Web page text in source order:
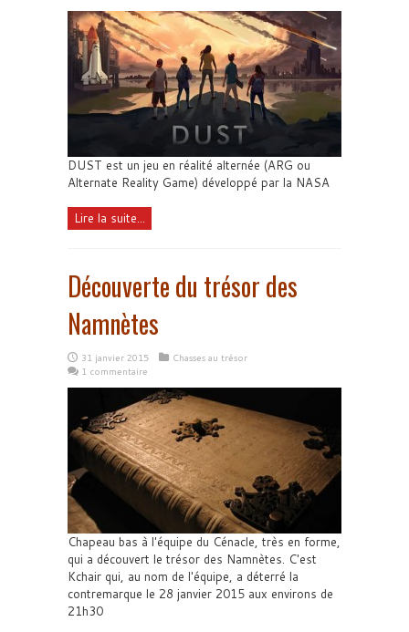
DUST est un jeu en réalité alternée (ARG ou
Alternate Reality Game) développé par la NASA
Lire la suite...
Découverte du trésor des
Namnètes
31 janvier 2015
Chasses au trésor
1 commentaire
Chapeau bas à l'équipe du Cénacle, très en forme,
qui a découvert le trésor des Namnètes. C'est
Kchair qui, au nom de l'équipe, a déterré la
contremarque le 28 janvier 2015 aux environs de
21h30